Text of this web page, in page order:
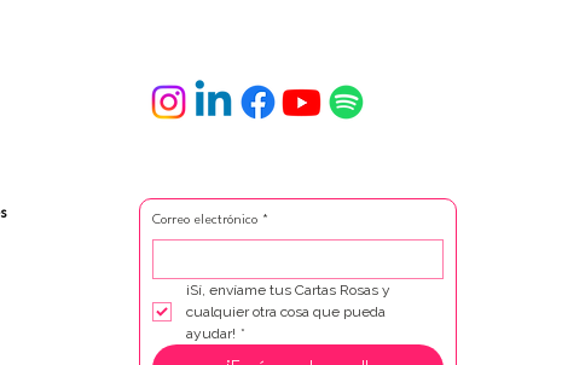
Correo electrónico *
¡Sí, envíame tus Cartas Rosas y
cualquier otra cosa que pueda
ayudar! *